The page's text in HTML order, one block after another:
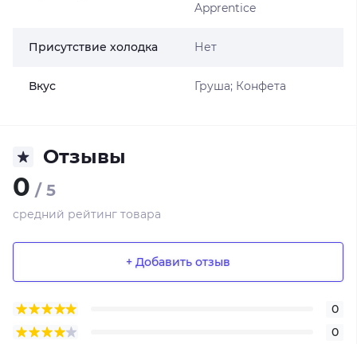
Apprentice
Присутствие холодка Нет
Вкус Груша; Конфета
Отзывы
0 / 5
средний рейтинг товара
+ Добавить отзыв
0
0